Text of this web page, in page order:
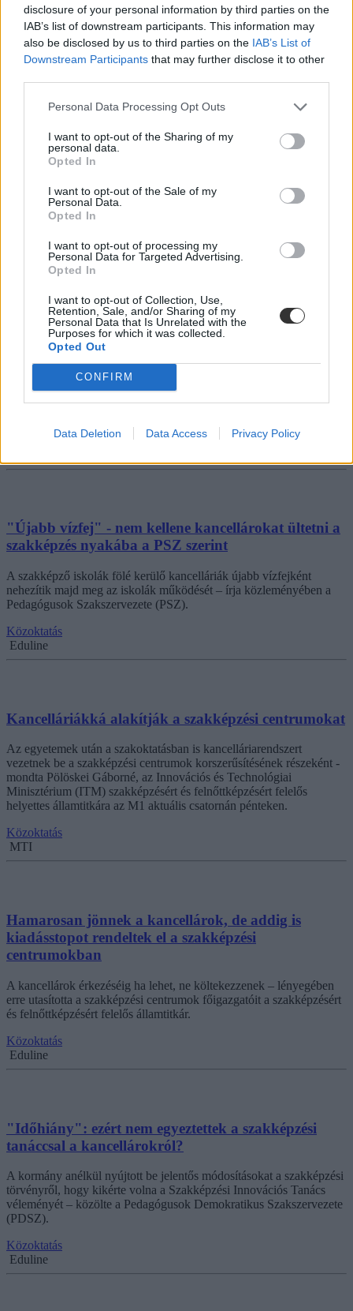
disclosure of your personal information by third parties on the
IAB’s list of downstream participants. This information may
also be disclosed by us to third parties on the IAB’s List of
Downstream Participants that may further disclose it to other
Personal Data Processing Opt Outs
I want to opt-out of the Sharing of my
personal data.
Opted In
I want to opt-out of the Sale of my
Personal Data.
Opted In
I want to opt-out of processing my
Personal Data for Targeted Advertising.
Opted In
I want to opt-out of Collection, Use,
Retention, Sale, and/or Sharing of my
Personal Data that Is Unrelated with the
Purposes for which it was collected.
Opted Out
CONFIRM
Data Deletion Data Access Privacy Policy
Innovációs és Technológiai Minisztérium (ITM) csütörtökön
Közoktatás
MTI
Több száz óvónő hiányzik az óvodákból, hiába
tiltakoztak a szakszervezetek: a hét hírei
Elfogadták a kancelláriarendszer bevezetését, aláírásgyűjtésbe
megőrzéséért, folyamatosan emelkedik a külföldi hallgatók száma -
ezek voltak a hét legfontosabb oktatási hírei.
Hiába tiltakoztak a szakszervezetek, lesz
kancelláriarendszer a szakképzésben is
Bevezetik a szakképzési centrumokban a kancellári rendszert -
összefüggő törvények módosítása, amely 126 igen, egy nem
Közoktatás
"Újabb vízfej" - nem kellene kancellárokat ültetni a
szakképzés nyakába a PSZ szerint
A szakképző iskolák fölé kerülő kancelláriák újabb vízfejként
nehezítik majd meg az iskolák működését – írja közleményében a
Pedagógusok Szakszervezete (PSZ).
Közoktatás
Eduline
Kancelláriákká alakítják a szakképzési centrumokat
Az egyetemek után a szakoktatásban is kancelláriarendszert
vezetnek be a szakképzési centrumok korszerűsítésének részeként -
mondta Pölöskei Gáborné, az Innovációs és Technológiai
Minisztérium (ITM) szakképzésért és felnőttképzésért felelős
helyettes államtitkára az M1 aktuális csatornán pénteken.
Közoktatás
MTI
Hamarosan jönnek a kancellárok, de addig is
kiadásstopot rendeltek el a szakképzési
centrumokban
A kancellárok érkezéséig ha lehet, ne költekezzenek – lényegében
erre utasította a szakképzési centrumok főigazgatóit a szakképzésért
és felnőttképzésért felelős államtitkár.
Közoktatás
Eduline
"Időhiány": ezért nem egyeztettek a szakképzési
tanáccsal a kancellárokról?
A kormány anélkül nyújtott be jelentős módosításokat a szakképzési
törvényről, hogy kikérte volna a Szakképzési Innovációs Tanács
véleményét – közölte a Pedagógusok Demokratikus Szakszervezete
(PDSZ).
Közoktatás
Eduline